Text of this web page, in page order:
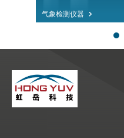
气象检测仪器